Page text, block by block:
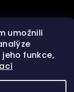
umožnili
funkce,
více novinek.